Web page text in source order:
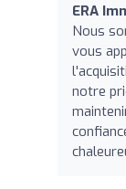
ERA
Nous
vous
notre